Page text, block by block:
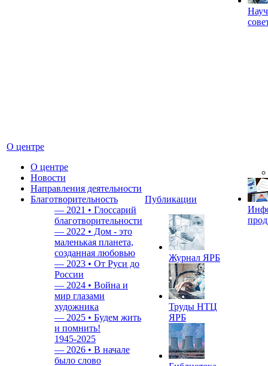
О центре
О центре
Новости
Направления деятельности
Благотворительность
— 2021 • Глоссарий
благотворительности
— 2022 • Дом - это
маленькая планета,
созданная любовью
— 2023 • От Руси до
России
— 2024 • Война и
мир глазами
художника
— 2025 • Будем жить
и помнить!
1945-2025
— 2026 • В начале
было слово
Публикации
Журнал ЯРБ
Труды НТЦ
ЯРБ